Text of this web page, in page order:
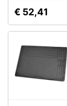
€ 52,41